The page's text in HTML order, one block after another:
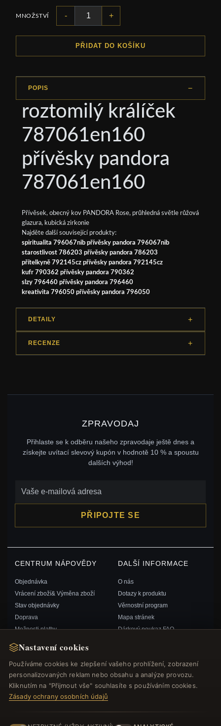
Nastavení cookies
Používáme cookies ke zlepšení vašeho prohlížení, zobrazení
personalizovaných reklam nebo obsahu a analýze provozu.
Kliknutím na "Přijmout vše" souhlasíte s používáním cookies.
Zásady ochrany osobních údajů
MNOŽSTVÍ - +
PŘIDAT DO KOŠÍKU
POPIS
roztomilý králíček
787061en160
přívěsky pandora
787061en160
Přívěsek, obecný kov PANDORA Rose, průhledná světle růžová
glazura, kubická zirkonie
Najděte další související produkty:
spiritualita 796067nib přívěsky pandora 796067nib
starostlivost 786203 přívěsky pandora 786203
přítelkyně 792145cz přívěsky pandora 792145cz
kufr 790362 přívěsky pandora 790362
slzy 796460 přívěsky pandora 796460
kreativita 796050 přívěsky pandora 796050
DETAILY
RECENZE
ZPRAVODAJ
Přihlaste se k odběru našeho zpravodaje ještě dnes a
získejte uvítací slevový kupón v hodnotě 10 % a spoustu
dalších výhod!
PŘIPOJTE SE
CENTRUM NÁPOVĚDY
Objednávka
Vrácení zboží& Výměna zboží
Stav objednávky
Doprava
Možnosti platby
Kontaktujte nás
DALŠÍ INFORMACE
O nás
Dotazy k produktu
Věrnostní program
Mapa stránek
Dárkový poukaz FAQ
RYCHLÉ ODKAZY
Nové produkty
Speciální nabídky
Blog
SLEDUJTE NÁS